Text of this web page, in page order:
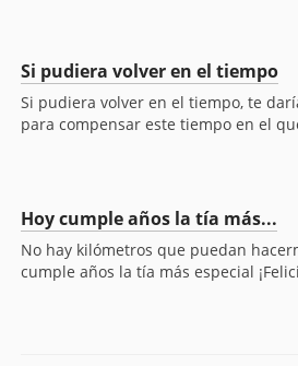
Si pudiera volver en el tiempo
Si pudiera volver en el tiempo, te
para compensar este tiempo en el
Hoy cumple años la tía más...
No hay kilómetros que puedan
cumple años la tía más especial